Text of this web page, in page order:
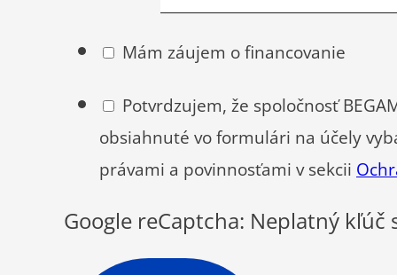
Mám záujem o financovanie
Potvrdzujem, že spoločnosť
obsiahnuté vo formulári na účely
právami a povinnosťami v sekcii
Google reCaptcha: Neplatný kľúč